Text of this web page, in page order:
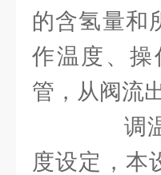
的含氢量和
作温度、
管，从阀流
调温
度设定，本